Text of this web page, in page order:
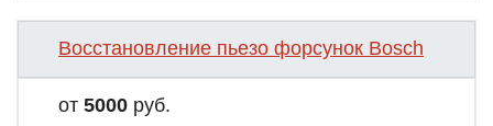
Восстановление пьезо форсунок Bosch
от 5000 руб.